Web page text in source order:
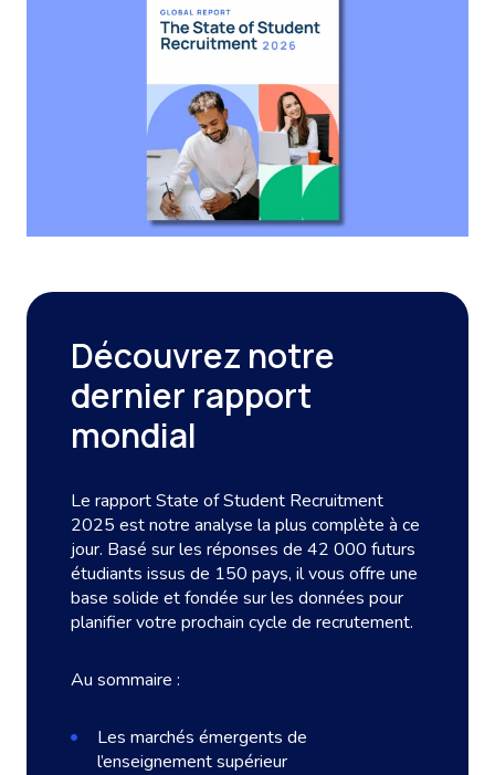
Découvrez notre
dernier rapport
mondial
Le rapport State of Student Recruitment
2025 est notre analyse la plus complète à ce
jour. Basé sur les réponses de 42 000 futurs
étudiants issus de 150 pays, il vous offre une
base solide et fondée sur les données pour
planifier votre prochain cycle de recrutement.
Au sommaire :
Les marchés émergents de
l’enseignement supérieur